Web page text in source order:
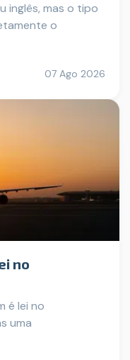
inglês, mas o tipo
o
07 Ago 2026
no
é lei no
uma